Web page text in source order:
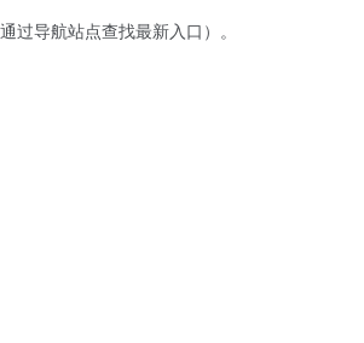
过导航站点查找最新入口）。